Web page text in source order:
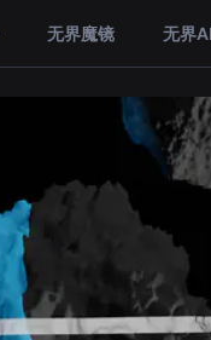
无界魔镜 无界